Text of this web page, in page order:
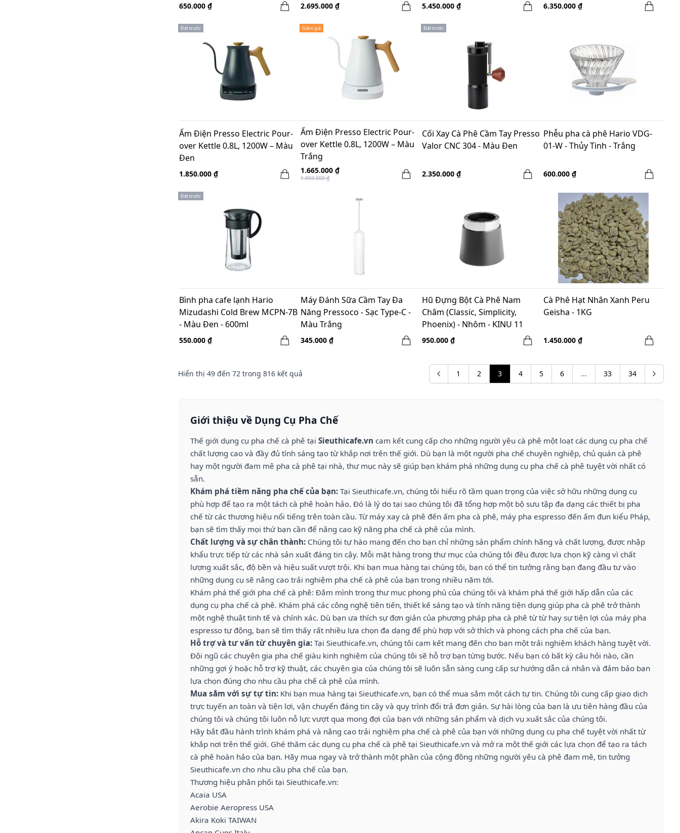
650.000 ₫ 2.695.000 ₫ 5.450.000 ₫ 6.350.000 ₫
Đặt trước
Ấm Điện Presso Electric Pour-
over Kettle 0.8L, 1200W – Màu
Đen
1.850.000 ₫
Giảm giá
Ấm Điện Presso Electric Pour-
over Kettle 0.8L, 1200W – Màu
Trắng
1.665.000 ₫
1.850.000 ₫
Đặt trước
Cối Xay Cà Phê Cầm Tay Presso
Valor CNC 304 - Màu Đen
2.350.000 ₫
Phễu pha cà phê Hario VDG-
01-W - Thủy Tinh - Trắng
600.000 ₫
Đặt trước
Bình pha cafe lạnh Hario
Mizudashi Cold Brew MCPN-7B
- Màu Đen - 600ml
550.000 ₫
Máy Đánh Sữa Cầm Tay Đa
Năng Pressoco - Sạc Type-C -
Màu Trắng
345.000 ₫
Hũ Đựng Bột Cà Phê Nam
Châm (Classic, Simplicity,
Phoenix) - Nhôm - KINU 11
Magnet Receiver, Aluminium
950.000 ₫
Cà Phê Hạt Nhân Xanh Peru
Geisha - 1KG
1.450.000 ₫
Hiển thị 49 đến 72 trong 816 kết quả 1 2 3 4 5 6 ... 33 34
Giới thiệu về Dụng Cụ Pha Chế
Thế giới dụng cụ pha chế cà phê tại Sieuthicafe.vn cam kết cung cấp cho những người yêu cà phê một loạt các dụng cụ pha chế
chất lượng cao và đầy đủ tính sáng tạo từ khắp nơi trên thế giới. Dù bạn là một người pha chế chuyên nghiệp, chủ quán cà phê
hay một người đam mê pha cà phê tại nhà, thư mục này sẽ giúp bạn khám phá những dụng cụ pha chế cà phê tuyệt vời nhất có
sẵn.
Khám phá tiềm năng pha chế của bạn: Tại Sieuthicafe.vn, chúng tôi hiểu rõ tầm quan trọng của việc sở hữu những dụng cụ
phù hợp để tạo ra một tách cà phê hoàn hảo. Đó là lý do tại sao chúng tôi đã tổng hợp một bộ sưu tập đa dạng các thiết bị pha
chế từ các thương hiệu nổi tiếng trên toàn cầu. Từ máy xay cà phê đến ấm pha cà phê, máy pha espresso đến ấm đun kiểu Pháp,
bạn sẽ tìm thấy mọi thứ bạn cần để nâng cao kỹ năng pha chế cà phê của mình.
Chất lượng và sự chân thành: Chúng tôi tự hào mang đến cho bạn chỉ những sản phẩm chính hãng và chất lượng, được nhập
khẩu trực tiếp từ các nhà sản xuất đáng tin cậy. Mỗi mặt hàng trong thư mục của chúng tôi đều được lựa chọn kỹ càng vì chất
lượng xuất sắc, độ bền và hiệu suất vượt trội. Khi bạn mua hàng tại chúng tôi, bạn có thể tin tưởng rằng bạn đang đầu tư vào
những dụng cụ sẽ nâng cao trải nghiệm pha chế cà phê của bạn trong nhiều năm tới.
Khám phá thế giới pha chế cà phê: Đắm mình trong thư mục phong phú của chúng tôi và khám phá thế giới hấp dẫn của các
dụng cụ pha chế cà phê. Khám phá các công nghệ tiên tiến, thiết kế sáng tạo và tính năng tiện dụng giúp pha cà phê trở thành
một nghệ thuật tinh tế và chính xác. Dù bạn ưa thích sự đơn giản của phương pháp pha cà phê từ từ hay sự tiện lợi của máy pha
espresso tự động, bạn sẽ tìm thấy rất nhiều lựa chọn đa dạng để phù hợp với sở thích và phong cách pha chế của bạn.
Hỗ trợ và tư vấn từ chuyên gia: Tại Sieuthicafe.vn, chúng tôi cam kết mang đến cho bạn một trải nghiệm khách hàng tuyệt vời.
Đội ngũ các chuyên gia pha chế giàu kinh nghiệm của chúng tôi sẽ hỗ trợ bạn từng bước. Nếu bạn có bất kỳ câu hỏi nào, cần
những gợi ý hoặc hỗ trợ kỹ thuật, các chuyên gia của chúng tôi sẽ luôn sẵn sàng cung cấp sự hướng dẫn cá nhân và đảm bảo bạn
lựa chọn đúng cho nhu cầu pha chế cà phê của mình.
Mua sắm với sự tự tin: Khi bạn mua hàng tại Sieuthicafe.vn, bạn có thể mua sắm một cách tự tin. Chúng tôi cung cấp giao dịch
trực tuyến an toàn và tiện lợi, vận chuyển đáng tin cậy và quy trình đổi trả đơn giản. Sự hài lòng của bạn là ưu tiên hàng đầu của
chúng tôi và chúng tôi luôn nỗ lực vượt qua mong đợi của bạn với những sản phẩm và dịch vụ xuất sắc của chúng tôi.
Hãy bắt đầu hành trình khám phá và nâng cao trải nghiệm pha chế cà phê của bạn với những dụng cụ pha chế tuyệt vời nhất từ
khắp nơi trên thế giới. Ghé thăm các dụng cụ pha chế cà phê tại Sieuthicafe.vn và mở ra một thế giới các lựa chọn để tạo ra tách
cà phê hoàn hảo của bạn. Hãy mua ngay và trở thành một phần của cộng đồng những người yêu cà phê đam mê, tin tưởng
Sieuthicafe.vn cho nhu cầu pha chế của bạn.
Thương hiệu phân phối tại Sieuthicafe.vn:
Acaia USA
Aerobie Aeropress USA
Akira Koki TAIWAN